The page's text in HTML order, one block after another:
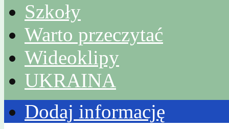
Szkoły
Warto przeczytać
Wideoklipy
UKRAINA
Dodaj informację